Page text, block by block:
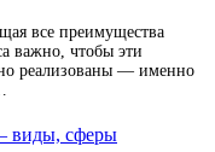
все преимущества
важно, чтобы эти
реализованы — именно
виды, сферы